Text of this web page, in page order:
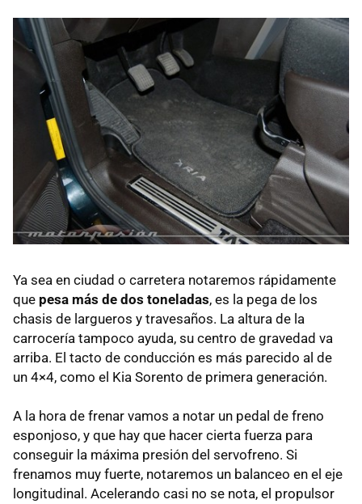
Ya sea en ciudad o carretera notaremos rápidamente
que pesa más de dos toneladas, es la pega de los
chasis de largueros y travesaños. La altura de la
carrocería tampoco ayuda, su centro de gravedad va
arriba. El tacto de conducción es más parecido al de
un 4×4, como el Kia Sorento de primera generación.
A la hora de frenar vamos a notar un pedal de freno
esponjoso, y que hay que hacer cierta fuerza para
conseguir la máxima presión del servofreno. Si
frenamos muy fuerte, notaremos un balanceo en el eje
longitudinal. Acelerando casi no se nota, el propulsor